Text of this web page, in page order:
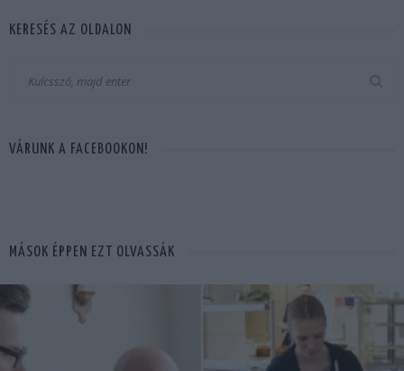
KERESÉS AZ OLDALON
VÁRUNK A FACEBOOKON!
MÁSOK ÉPPEN EZT OLVASSÁK